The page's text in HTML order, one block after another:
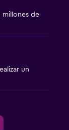
millones de
un